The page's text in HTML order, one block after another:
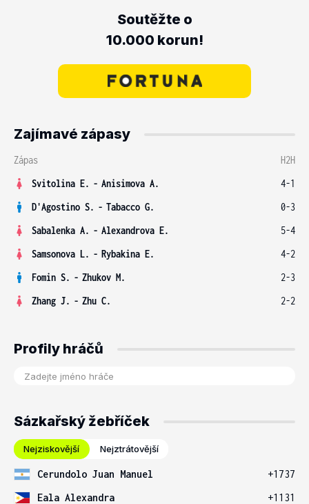
Soutěžte o
10.000 korun!
Zajímavé zápasy
Zápas
H2H
Svitolina E. - Anisimova A.
4-1
D'Agostino S. - Tabacco G.
0-3
Sabalenka A. - Alexandrova E.
5-4
Samsonova L. - Rybakina E.
4-2
Fomin S. - Zhukov M.
2-3
Zhang J. - Zhu C. 2-2
Profily hráčů
Sázkařský žebříček
Nejziskovější Nejztrátovější
Cerundolo Juan Manuel
+1737
Eala Alexandra
+1131